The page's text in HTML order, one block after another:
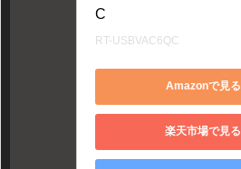
C
RT-USBVAC6QC
Amazonで見る
楽天市場で見る